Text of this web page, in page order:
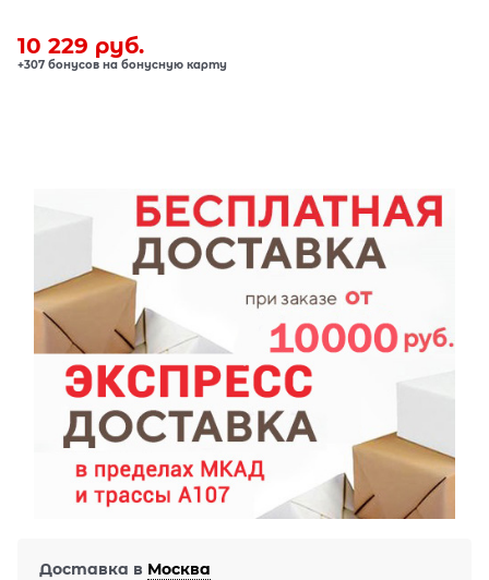
10 229 руб.
+307 бонусов на бонусную карту
Доставка в Москва